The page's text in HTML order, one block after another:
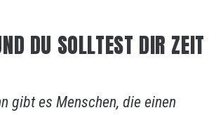
DU SOLLTEST DIR ZEIT
gibt es Menschen, die einen